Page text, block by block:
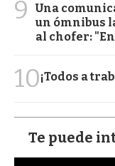
9
Una
un ómnibus
al chofer:
10¡Todos a
Te puede